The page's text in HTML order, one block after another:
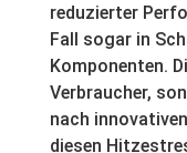
reduzierter
Fall sogar in
Komponenten.
Verbraucher,
nach
diesen